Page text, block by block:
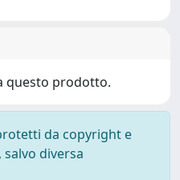
questo prodotto.
da copyright e
diversa